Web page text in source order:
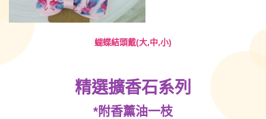
蝴蝶結頭戴(大,中,小)
精選擴香石系列
*附香薰油一枝